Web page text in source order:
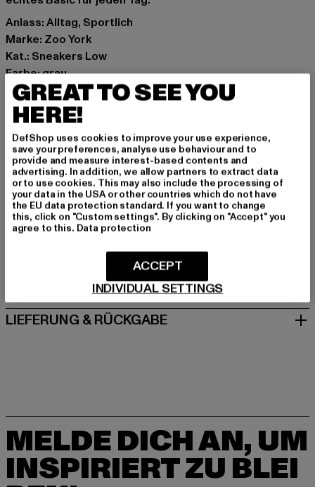
Anlass: Alltag, Sportlich
Marke: Zoo York
Kat.: Sneakers Low
Farbe: grau
Hersteller Farbe: grey
Obermaterial: Wildleder
Innenfutter: Textil
Art.Nr: ZYFWKPS000005-00111
Hersteller: TB International GmbH |info@tbint.de
Dr.-Robert-Murjahn-Straße 7 | 64372 Ober-Ramstadt |
DE
GRÖSSE & PASSFORM
PFLEGEHINWEISE
LIEFERUNG & RÜCKGABE
MELDE DICH AN, UM
INSPIRIERT ZU BLEI
GREAT TO SEE YOU
HERE!
DefShop uses cookies to improve your use experience,
save your preferences, analyse use behaviour and to
provide and measure interest-based contents and
advertising. In addition, we allow partners to extract data
or to use cookies. This may also include the processing of
your data in the USA or other countries which do not have
the EU data protection standard. If you want to change
this, click on "Custom settings". By clicking on "Accept" you
agree to this. Data protection
INDIVIDUAL SETTINGS
ACCEPT